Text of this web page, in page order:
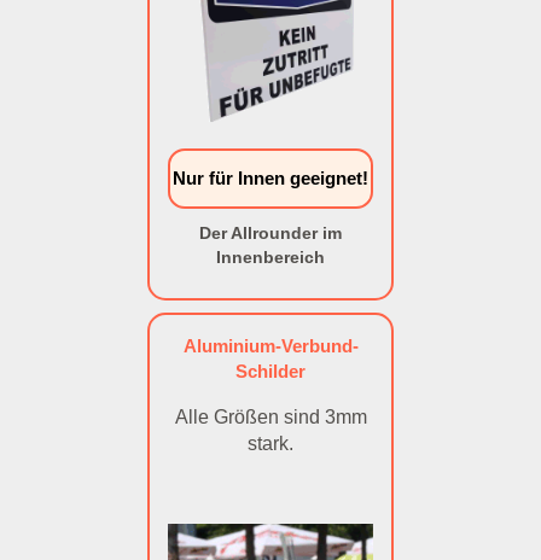
Nur für Innen geeignet!
Der Allrounder im
Innenbereich
Aluminium-Verbund-
Schilder
Alle Größen sind 3mm
stark.